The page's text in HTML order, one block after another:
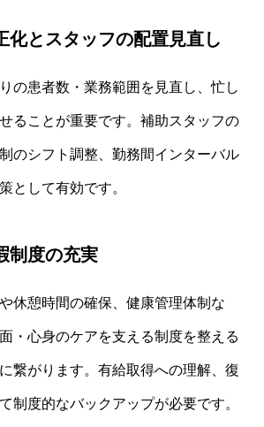
化とスタッフの配置見直し
の患者数・業務範囲を見直し、忙し
ることが重要です。補助スタッフの
のシフト調整、勤務間インターバル
として有効です。
制度の充実
休憩時間の確保、健康管理体制な
・心身のケアを支える制度を整える
繋がります。有給取得への理解、復
制度的なバックアップが必要です。